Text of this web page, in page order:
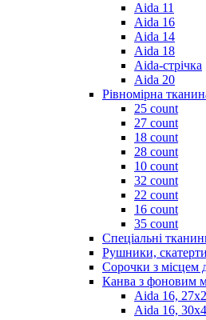
Aida 11
Aida 16
Aida 14
Aida 18
Aida-стрічка
Aida 20
Рівномірна
25 count
27 count
18 count
28 count
10 count
32 count
22 count
16 count
35 count
Спеціальні
Рушники,
Сорочки з місцем
Канва з фоновим
Aida 16,
Aida 16,